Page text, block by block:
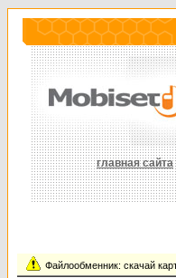
главная сайта
Файлообменник: скачай